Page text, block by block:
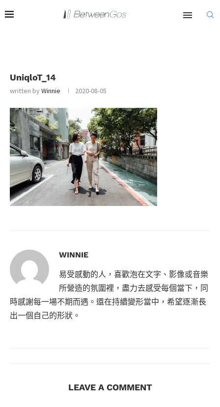
UniqloT_14
written byWinnie 2020-08-05
WINNIE
易受感動的人，喜歡泡在文字、影像或音樂
所營造的氛圍裡，盡力去感受每個當下，同
時感謝每一場不期而遇。還在持續變形當中，希望逐漸長
出一個自己的形狀。
LEAVE A COMMENT